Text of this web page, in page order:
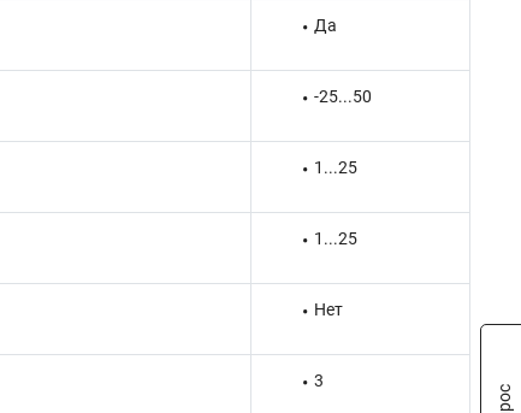
Да
-25...50
1...25
1...25
Нет
3